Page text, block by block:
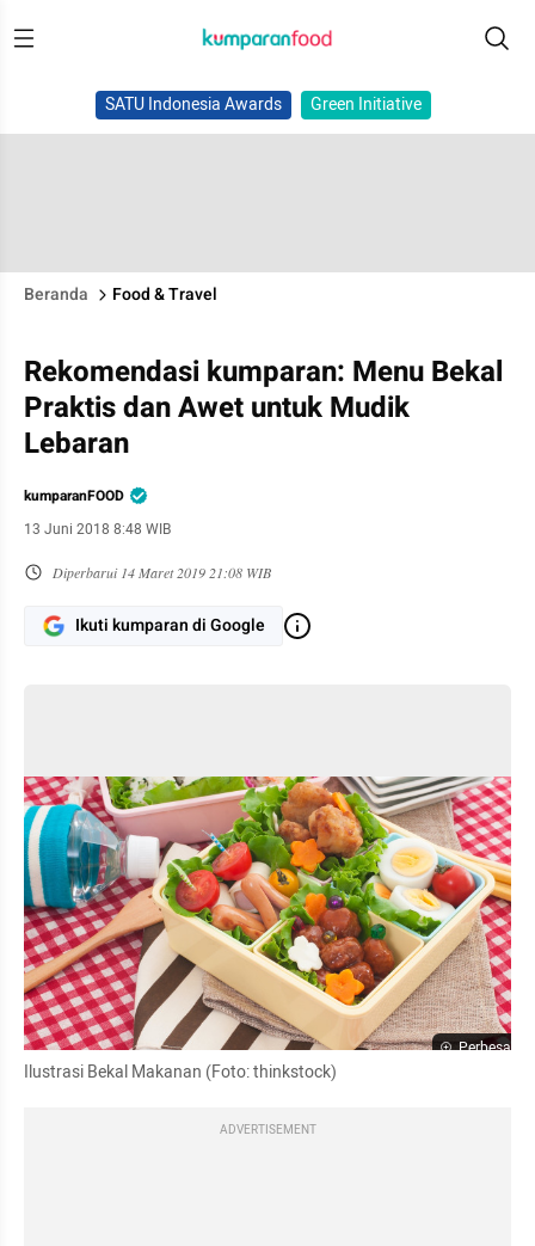
SATU Indonesia Awards Green Initiative
Beranda Food & Travel
Rekomendasi kumparan: Menu Bekal
Praktis dan Awet untuk Mudik
Lebaran
kumparanFOOD
13 Juni 2018 8:48 WIB
Diperbarui 14 Maret 2019 21:08 WIB
Ikuti kumparan di Google
Perbesar
Ilustrasi Bekal Makanan (Foto: thinkstock)
ADVERTISEMENT